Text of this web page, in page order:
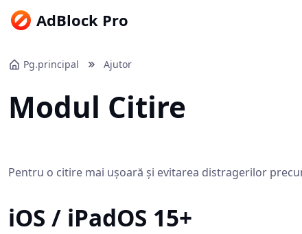
AdBlock Pro
Pg.principal Ajutor
Modul Citire
Pentru o citire mai ușoară și evitarea distragerilor
iOS / iPadOS 15+